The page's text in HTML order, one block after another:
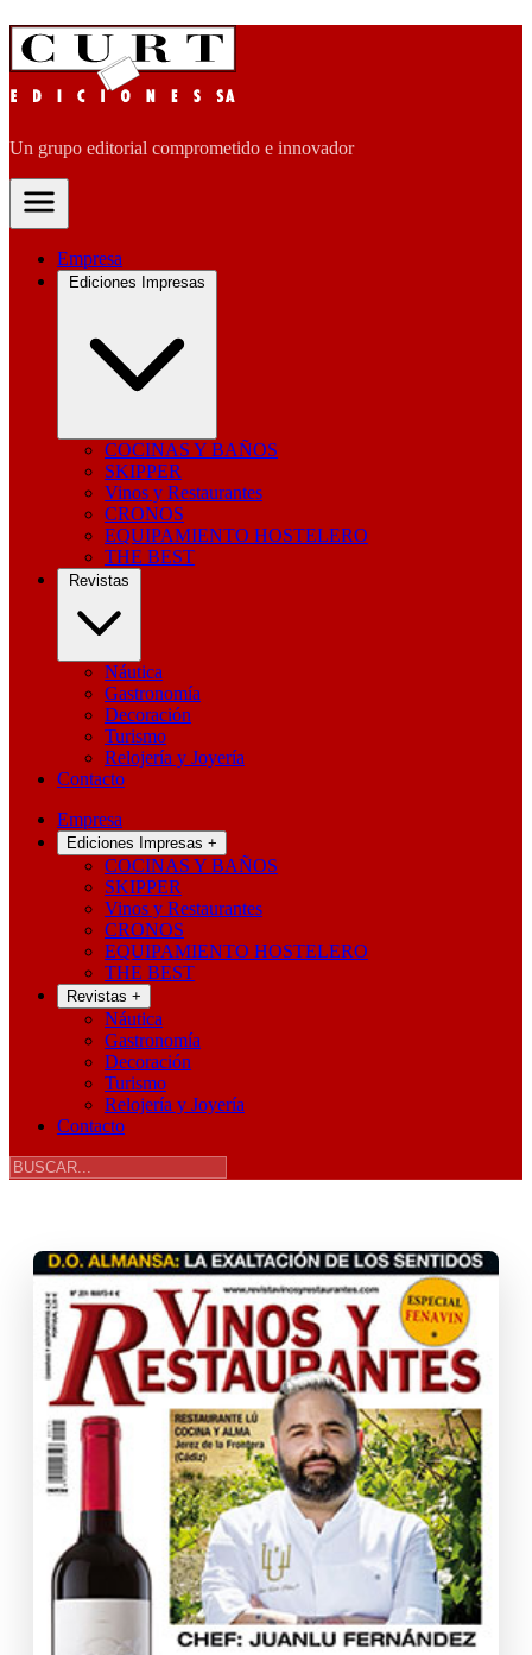
Un grupo editorial comprometido e innovador
Empresa
Ediciones Impresas
COCINAS Y BAÑOS
SKIPPER
Vinos y Restaurantes
CRONOS
EQUIPAMIENTO HOSTELERO
THE BEST
Revistas
Náutica
Gastronomía
Decoración
Turismo
Relojería y Joyería
Contacto
Empresa
Ediciones Impresas +
COCINAS Y BAÑOS
SKIPPER
Vinos y Restaurantes
CRONOS
EQUIPAMIENTO HOSTELERO
THE BEST
Revistas +
Náutica
Gastronomía
Decoración
Turismo
Relojería y Joyería
Contacto